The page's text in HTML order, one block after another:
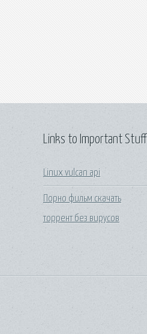
Links to Important Stuff
Linux vulcan api
Порно фильм скачать
торрент без вирусов